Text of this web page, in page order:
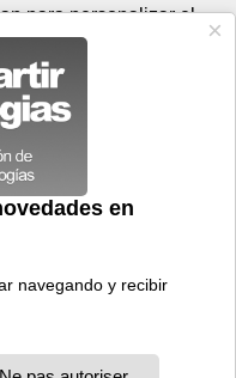
por fecha-Ordenar por pertinencia
Registrar Conectar
para personalizar el
funciones de medios
Además, compartimos
sitio web con nuestros
y de análisis